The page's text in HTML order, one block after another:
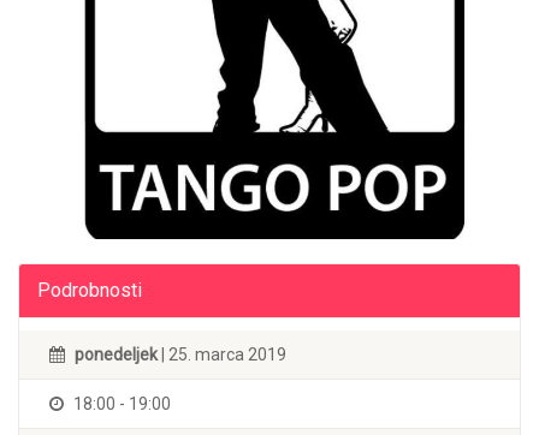
Podrobnosti
ponedeljek | 25. marca 2019
18:00 - 19:00